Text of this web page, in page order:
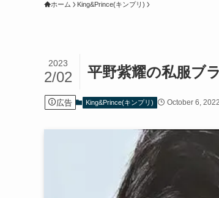
ホーム King&Prince(キンプリ)
平野紫耀の私服ブ
2023
2/02
広告 King&Prince(キンプリ) October 6, 2022